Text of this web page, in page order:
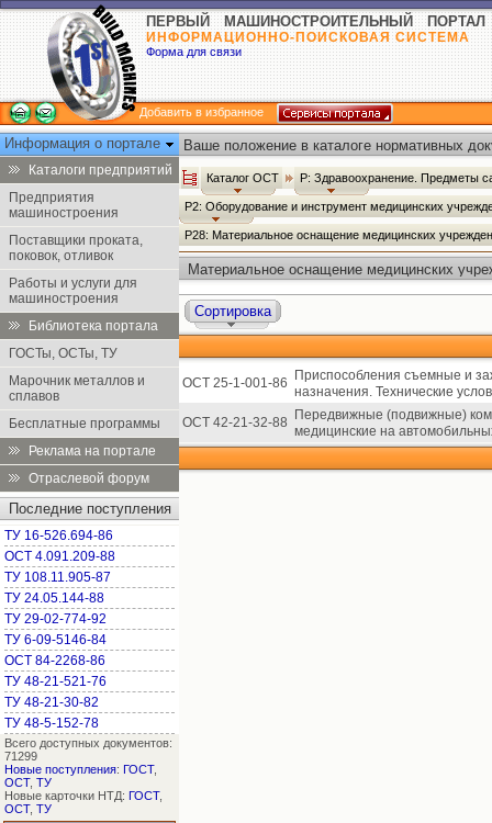
ПЕРВЫЙ МАШИНОСТРОИТЕЛЬНЫЙ ПОРТАЛ
ИНФОРМАЦИОННО-ПОИСКОВАЯ СИСТЕМА
Форма для связи
Добавить в избранное
Информация о портале
Каталоги предприятий
Предприятия
машиностроения
Поставщики проката,
поковок, отливок
Работы и услуги для
машиностроения
Библиотека портала
ГОСТы, ОСТы, ТУ
Марочник металлов и
сплавов
Бесплатные программы
Реклама на портале
Отраслевой форум
Последние поступления
ТУ 16-526.694-86
ОСТ 4.091.209-88
ТУ 108.11.905-87
ТУ 24.05.144-88
ТУ 29-02-774-92
ТУ 6-09-5146-84
ОСТ 84-2268-86
ТУ 48-21-521-76
ТУ 48-21-30-82
ТУ 48-5-152-78
Всего доступных документов:
71299
Новые поступления: ГОСТ,
ОСТ, ТУ
Новые карточки НТД: ГОСТ,
ОСТ, ТУ
Ваше положение в каталоге нормативных
Каталог ОСТ Р: Здравоохранение. Предметы
Р2: Оборудование и инструмент медицинских
Р28: Материальное оснащение медицинских
Материальное оснащение медицинских
Сортировка
ОСТ 25-1-001-86
Приспособления съемные и
назначения. Технические
ОСТ 42-21-32-88
Передвижные (подвижные)
медицинские на